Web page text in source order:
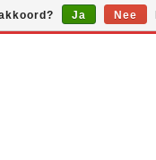
Ja Nee